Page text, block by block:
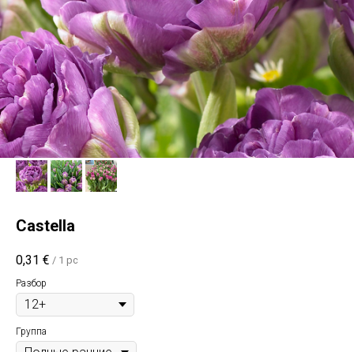
Castella
0,31 € / 1 pc
Разбор
Группа